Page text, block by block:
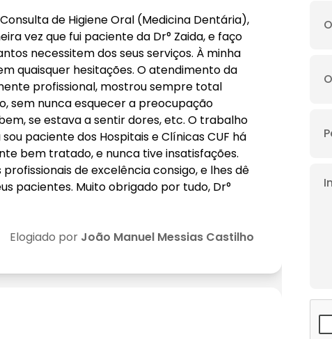
de Higiene Oral (Medicina Dentária),
vez que fui paciente da Dr° Zaida, e faço
necessitem dos seus serviços. À minha
quaisquer hesitações. O atendimento da
profissional, mostrou sempre total
sem nunca esquecer a preocupação
se estava a sentir dores, etc. O trabalho
paciente dos Hospitais e Clínicas CUF há
bem tratado, e nunca tive insatisfações.
de excelência consigo, e lhes dê
pacientes. Muito obrigado por tudo, Dr°
Elogiado por João Manuel Messias Castilho